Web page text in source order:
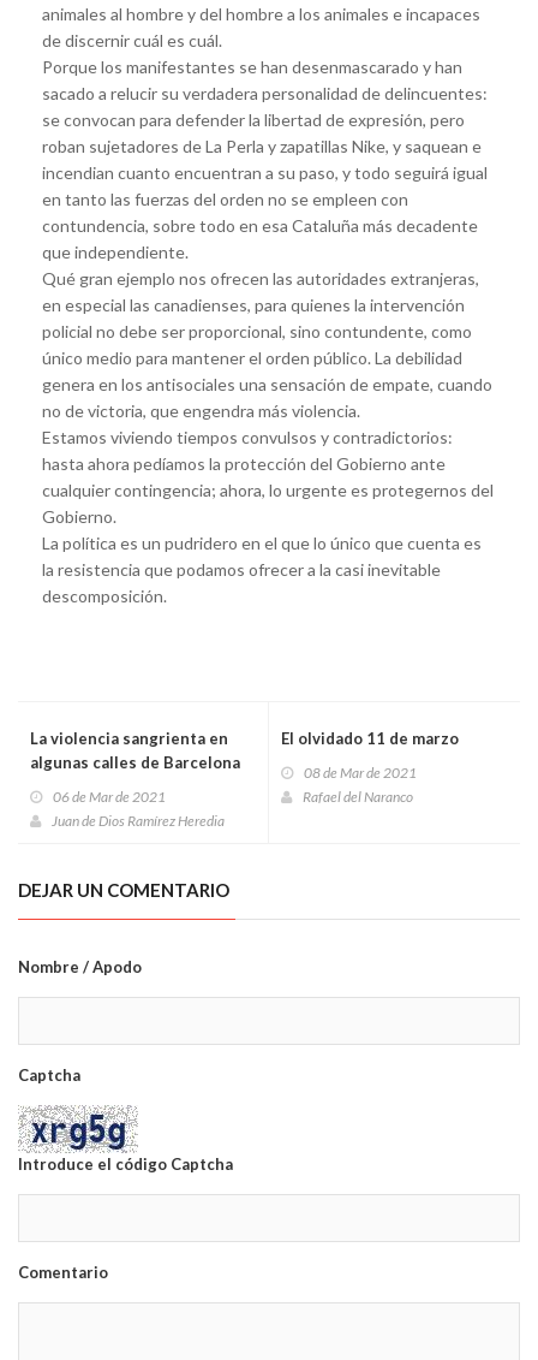
animales al hombre y del hombre a los animales e incapaces
de discernir cuál es cuál.
Porque los manifestantes se han desenmascarado y han
sacado a relucir su verdadera personalidad de delincuentes:
se convocan para defender la libertad de expresión, pero
roban sujetadores de La Perla y zapatillas Nike, y saquean e
incendian cuanto encuentran a su paso, y todo seguirá igual
en tanto las fuerzas del orden no se empleen con
contundencia, sobre todo en esa Cataluña más decadente
que independiente.
Qué gran ejemplo nos ofrecen las autoridades extranjeras,
en especial las canadienses, para quienes la intervención
policial no debe ser proporcional, sino contundente, como
único medio para mantener el orden público. La debilidad
genera en los antisociales una sensación de empate, cuando
no de victoria, que engendra más violencia.
Estamos viviendo tiempos convulsos y contradictorios:
hasta ahora pedíamos la protección del Gobierno ante
cualquier contingencia; ahora, lo urgente es protegernos del
Gobierno.
La política es un pudridero en el que lo único que cuenta es
la resistencia que podamos ofrecer a la casi inevitable
descomposición.
La violencia sangrienta en
algunas calles de Barcelona
06 de Mar de 2021
Juan de Dios Ramírez Heredia
El olvidado 11 de marzo
08 de Mar de 2021
Rafael del Naranco
DEJAR UN COMENTARIO
Nombre / Apodo
Captcha
Introduce el código Captcha
Comentario